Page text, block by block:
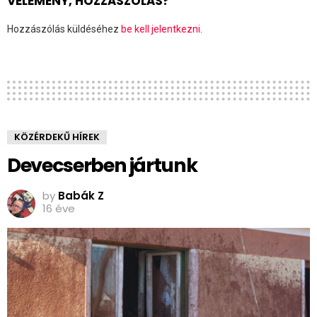
Hozzászólás küldéséhez be kell jelentkezni
KÖZÉRDEKŰ HÍREK
Devecserben jártunk
by Babák Z
16 éve